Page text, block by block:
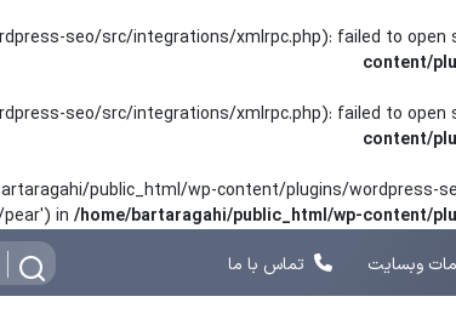
seo/src/integrations/xmlrpc.php): failed to open
content/
seo/src/integrations/xmlrpc.php): failed to open
content/
public_html/wp-content/plugins/
in /home/bartaragahi/public_html/wp-content/
وبسایت تماس با ما